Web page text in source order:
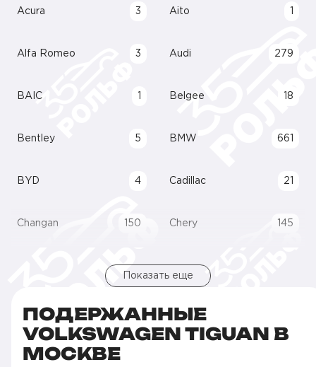
Acura 3 Aito
Alfa Romeo 3 Audi 279
BAIC Belgee 18
Bentley 5 BMW 661
BYD 4 Cadillac 21
Changan 150 Chery 145
Показать еще
ПОДЕРЖАННЫЕ
VOLKSWAGEN TIGUAN В
МОСКВЕ